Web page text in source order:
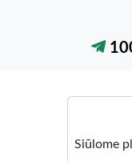
Siūlome